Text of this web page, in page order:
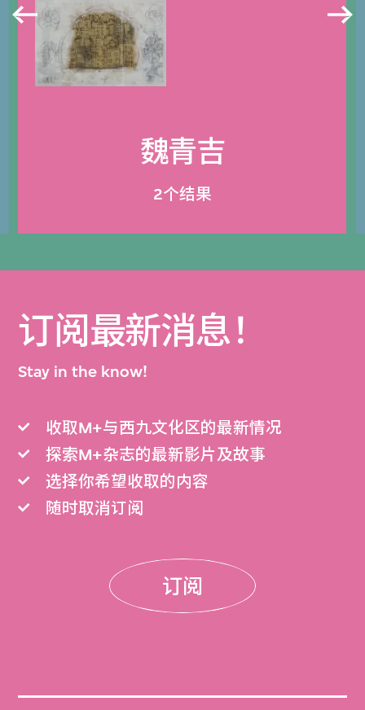
魏青吉
2个结果
订阅最新消息！
Stay in the know!
收取M+与西九文化区的最新情况
探索M+杂志的最新影片及故事
选择你希望收取的内容
随时取消订阅
订阅